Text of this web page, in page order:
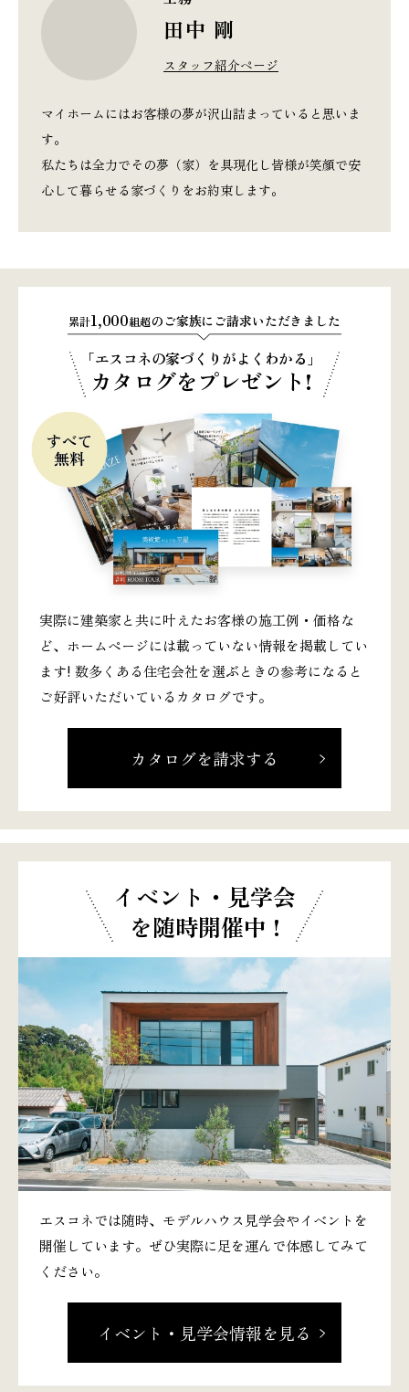
田中 剛
スタッフ紹介ページ
マイホームにはお客様の夢が沢山詰まっていると思いま
す。
私たちは全力でその夢（家）を具現化し皆様が笑顔で安
心して暮らせる家づくりをお約束します。
累計1,000組超のご家族にご請求いただきました
「エスコネの家づくりがよくわかる」
カタログをプレゼント!
実際に建築家と共に叶えたお客様の施工例・価格な
ど、ホームページには載っていない情報を掲載してい
ます! 数多くある住宅会社を選ぶときの参考になると
ご好評いただいているカタログです。
カタログを請求する
イベント・見学会
を随時開催中 !
エスコネでは随時、モデルハウス見学会やイベントを
開催しています。ぜひ実際に足を運んで体感してみて
ください。
イベント・見学会情報を見る